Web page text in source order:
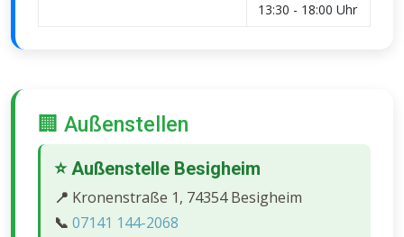
13:30 - 18:00 Uhr
🏢 Außenstellen
⭐ Außenstelle Besigheim
📍 Kronenstraße 1, 74354 Besigheim
📞 07141 144-2068